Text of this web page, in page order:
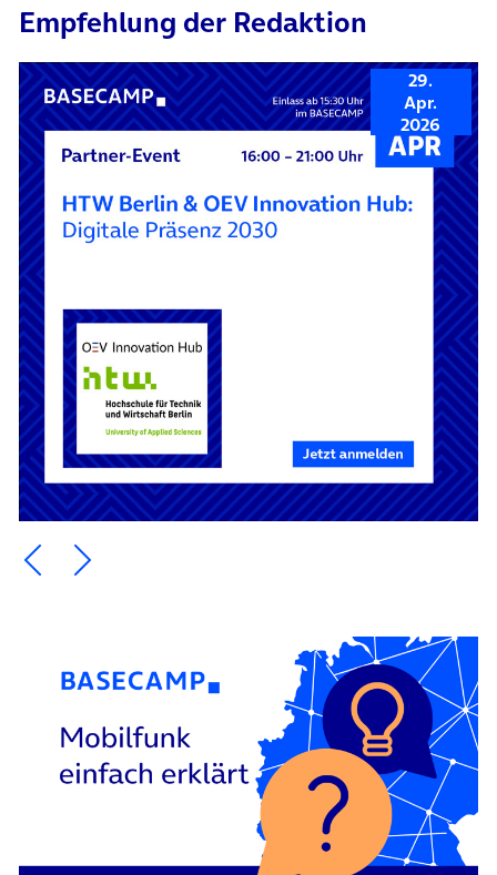
Empfehlung der Redaktion
29.
Apr.
2026
Ein Element zurück blättern
Ein Element weiter blättern